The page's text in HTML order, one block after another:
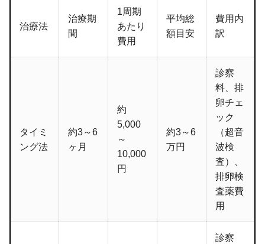
治療法
治療期
間
1周期
あたり
費用
平均総
額目安
費用内
訳
タイミ
ング法
約3～6
ヶ月
約
5,000
～
10,000
円
約3～6
万円
診察
料、排
卵チェ
ック
（超音
波検
査）、
排卵検
査薬費
用
診察